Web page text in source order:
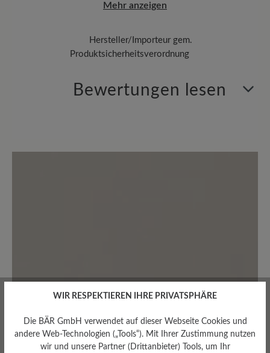
Mehr anzeigen
Hersteller/Importeur gem.
Produktsicherheitsverordnung
BÄR GmbH
Pleidelsheimer Str. 15/1, 74321 Bietigheim-Bissingen,
Bewertungen lesen
WIR RESPEKTIEREN IHRE PRIVATSPHÄRE
Die BÄR GmbH verwendet auf dieser Webseite Cookies und
andere Web-Technologien („Tools“). Mit Ihrer Zustimmung nutzen
wir und unsere Partner (Drittanbieter) Tools, um Ihr